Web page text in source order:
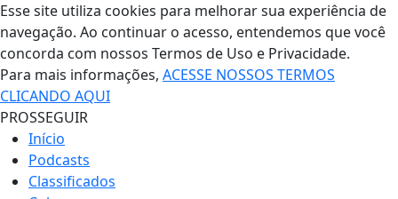
Esse site utiliza cookies para melhorar sua experiência de
navegação. Ao continuar o acesso, entendemos que você
concorda com nossos Termos de Uso e Privacidade.
Para mais informações, ACESSE NOSSOS TERMOS
CLICANDO AQUI
PROSSEGUIR
Início
Podcasts
Classificados